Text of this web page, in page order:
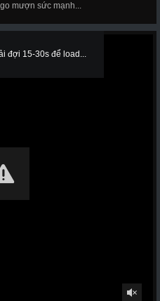
mượn sức mạnh...
đợi 15-30s để load...
not be played